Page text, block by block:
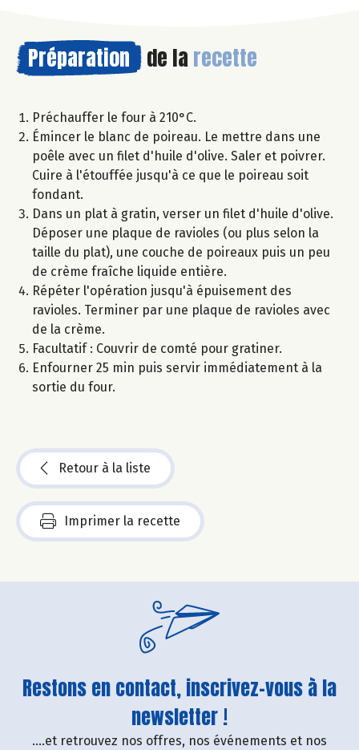
Préparation de la recette
Préchauffer le four à 210°C.
Émincer le blanc de poireau. Le mettre dans une
poêle avec un filet d'huile d'olive. Saler et poivrer.
Cuire à l'étouffée jusqu'à ce que le poireau soit
fondant.
Dans un plat à gratin, verser un filet d'huile d'olive.
Déposer une plaque de ravioles (ou plus selon la
taille du plat), une couche de poireaux puis un peu
de crème fraîche liquide entière.
Répéter l'opération jusqu'à épuisement des
ravioles. Terminer par une plaque de ravioles avec
de la crème.
Facultatif : Couvrir de comté pour gratiner.
Enfourner 25 min puis servir immédiatement à la
sortie du four.
Retour à la liste
Imprimer la recette
Restons en contact, inscrivez-vous à la
newsletter !
....et retrouvez nos offres, nos événements et nos